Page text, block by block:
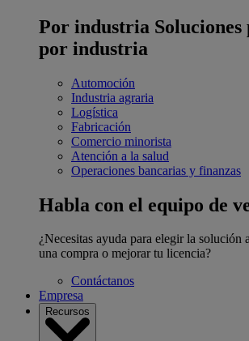
Por industria
por industria
Automoción
Industria agraria
Logística
Fabricación
Comercio minorista
Atención a la salud
Operaciones bancarias y finanzas
Habla con el equipo de
¿Necesitas ayuda para elegir la solución
una compra o mejorar tu licencia?
Contáctanos
Empresa
Recursos